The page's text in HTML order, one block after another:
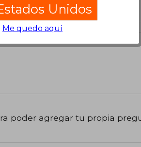
poder agregar tu propia
Unidos
Me quedo aquí